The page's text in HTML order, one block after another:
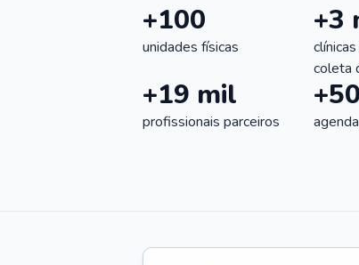
+100
unidades físicas
+3
coleta
+19 mil
profissionais parceiros